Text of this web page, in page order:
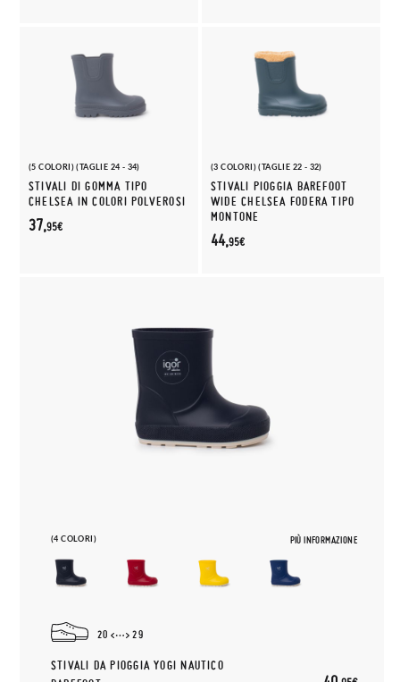
(5 COLORI) (TAGLIE 24 - 34)
STIVALI DI GOMMA TIPO
CHELSEA IN COLORI POLVEROSI
37,95€
(3 COLORI) (TAGLIE 22 - 32)
STIVALI PIOGGIA BAREFOOT
WIDE CHELSEA FODERA TIPO
MONTONE
44,95€
(4 COLORI) PIÙ INFORMAZIONE
20 29
STIVALI DA PIOGGIA YOGI NAUTICO